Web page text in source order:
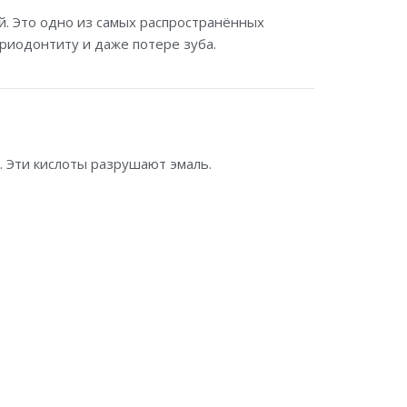
Это одно из самых распространённых
и даже потере зуба.
кислоты разрушают эмаль.